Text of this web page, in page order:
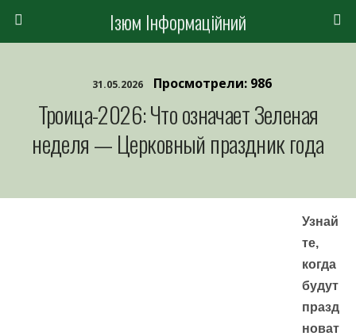
Ізюм Інформаційний
31.05.2026 Просмотрели: 986
Троица-2026: Что означает Зеленая
неделя — Церковный праздник года
Узнай
те,
когда
будут
празд
новат